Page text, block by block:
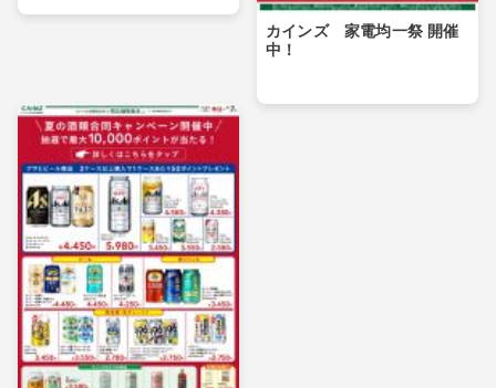
カインズ 家電均一祭 開催
中！